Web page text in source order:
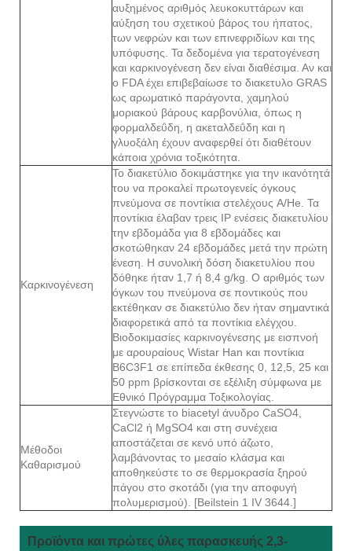
αυξημένος αριθμός λευκοκυττάρων και
αύξηση του σχετικού βάρος του ήπατος,
των νεφρών και των επινεφριδίων και της
υπόφυσης. Τα δεδομένα για τερατογένεση
και καρκινογένεση δεν είναι διαθέσιμα. Αν και
ο FDA έχει επιβεβαίωσε το διακετυλο GRAS
ως αρωματικό παράγοντα, χαμηλού
μοριακού βάρους καρβονύλια, όπως η
φορμαλδεΰδη, η ακεταλδεΰδη και η
γλυοξάλη έχουν αναφερθεί ότι διαθέτουν
κάποια χρόνια τοξικότητα.
Καρκινογένεση
Το διακετύλιο δοκιμάστηκε για την ικανότητά
του να προκαλεί πρωτογενείς όγκους
πνεύμονα σε ποντίκια στελέχους A/He. Τα
ποντίκια έλαβαν τρεις IP ενέσεις διακετυλίου
την εβδομάδα για 8 εβδομάδες και
σκοτώθηκαν 24 εβδομάδες μετά την πρώτη
ένεση. Η συνολική δόση διακετυλίου που
δόθηκε ήταν 1,7 ή 8,4 g/kg. Ο αριθμός των
όγκων του πνεύμονα σε ποντικούς που
εκτέθηκαν σε διακετύλιο δεν ήταν σημαντικά
διαφορετικά από τα ποντίκια ελέγχου.
Βιοδοκιμασίες καρκινογένεσης με εισπνοή
με αρουραίους Wistar Han και ποντίκια
B6C3F1 σε επίπεδα έκθεσης 0, 12,5, 25 και
50 ppm βρίσκονται σε εξέλιξη σύμφωνα με
Εθνικό Πρόγραμμα Τοξικολογίας.
Μέθοδοι
Καθαρισμού
Στεγνώστε το biacetyl άνυδρο CaSO4,
CaCl2 ή MgSO4 και στη συνέχεια
αποστάζεται σε κενό υπό άζωτο,
λαμβάνοντας το μεσαίο κλάσμα και
αποθηκεύστε το σε θερμοκρασία ξηρού
πάγου στο σκοτάδι (για την αποφυγή
πολυμερισμού). [Beilstein 1 IV 3644.]
Προϊόντα και πρώτες ύλες παρασκευής 2,3-